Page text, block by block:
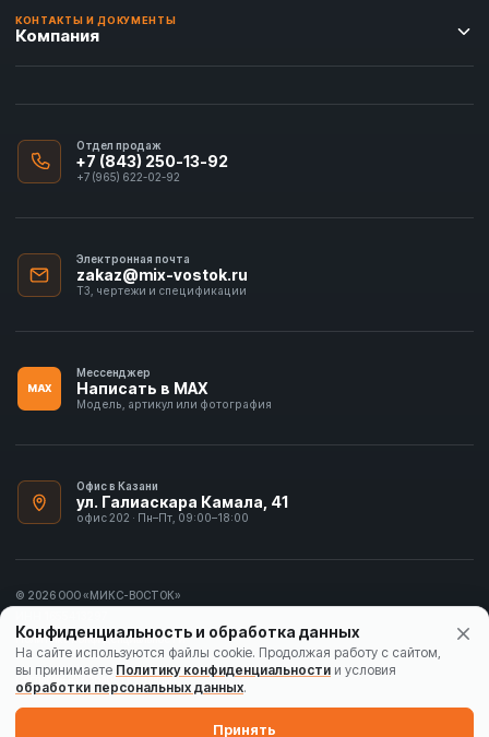
КОНТАКТЫ И ДОКУМЕНТЫ
Компания
Отдел продаж
+7 (843) 250-13-92
+7 (965) 622-02-92
Электронная почта
zakaz@mix-vostok.ru
ТЗ, чертежи и спецификации
MAX
Мессенджер
Написать в MAX
Модель, артикул или фотография
Офис в Казани
ул. Галиаскара Камала, 41
офис 202 · Пн–Пт, 09:00–18:00
© 2026 ООО «МИКС-ВОСТОК»
Политика конфиденциальности
Согласие на обработку данных
Конфиденциальность и обработка данных
На сайте используются файлы cookie. Продолжая работу с сайтом,
вы принимаете Политику конфиденциальности и условия
обработки персональных данных.
Принять